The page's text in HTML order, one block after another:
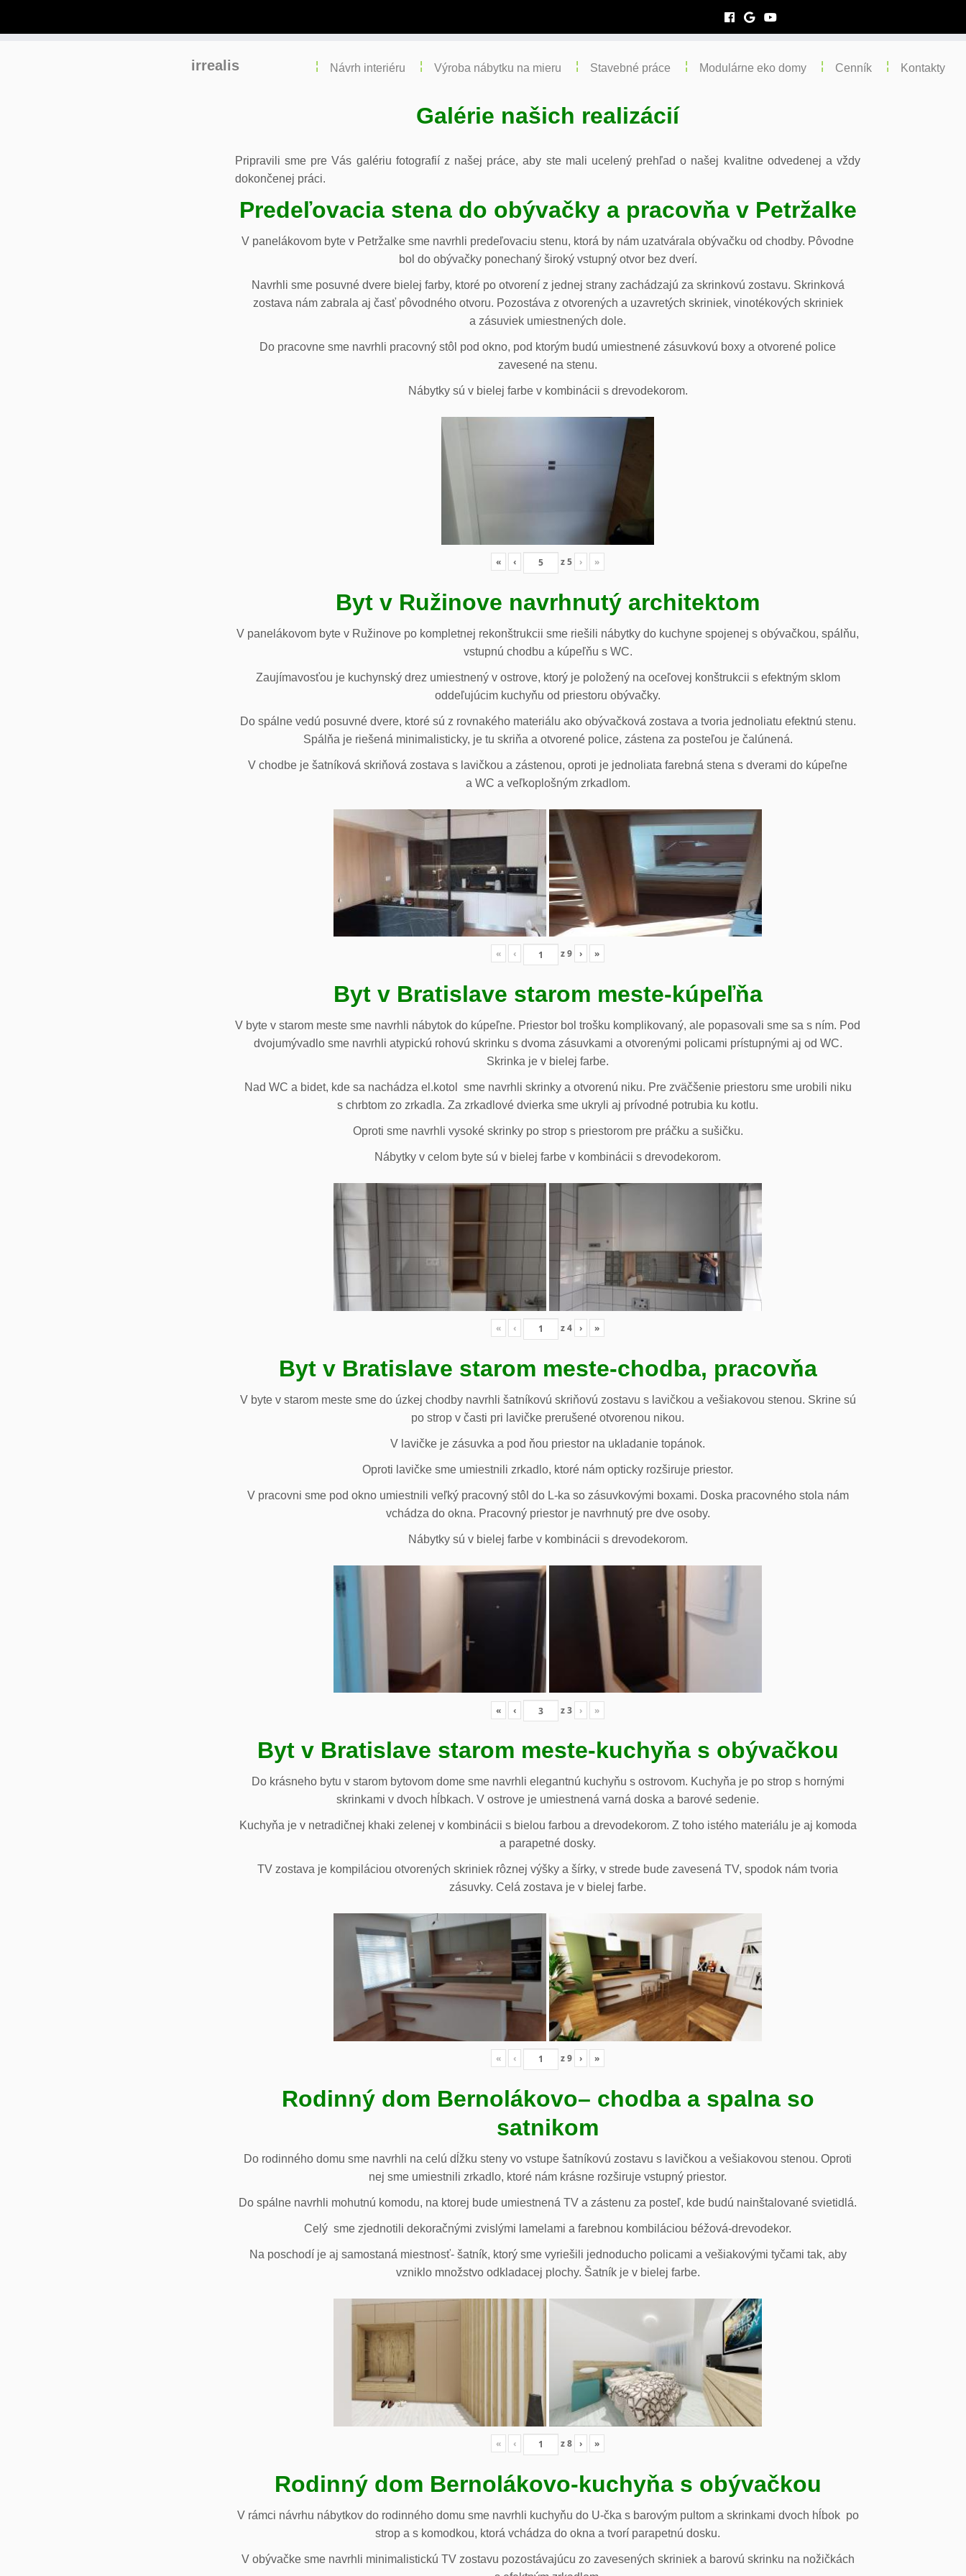
irrealis Návrh interiéru Výroba nábytku na mieru Stavebné práce Modulárne eko domy Cenník Kontakty
Galérie našich realizácií
Pripravili sme pre Vás galériu fotografií z našej práce, aby ste mali ucelený prehľad o našej kvalitne odvedenej a vždy
dokončenej práci.
Predeľovacia stena do obývačky a pracovňa v Petržalke
V panelákovom byte v Petržalke sme navrhli predeľovaciu stenu, ktorá by nám uzatvárala obývačku od chodby. Pôvodne
bol do obývačky ponechaný široký vstupný otvor bez dverí.
Navrhli sme posuvné dvere bielej farby, ktoré po otvorení z jednej strany zachádzajú za skrinkovú zostavu. Skrinková
zostava nám zabrala aj časť pôvodného otvoru. Pozostáva z otvorených a uzavretých skriniek, vinotékových skriniek
a zásuviek umiestnených dole.
Do pracovne sme navrhli pracovný stôl pod okno, pod ktorým budú umiestnené zásuvkovú boxy a otvorené police
zavesené na stenu.
Nábytky sú v bielej farbe v kombinácii s drevodekorom.
« ‹ z5 › »
Byt v Ružinove navrhnutý architektom
V panelákovom byte v Ružinove po kompletnej rekonštrukcii sme riešili nábytky do kuchyne spojenej s obývačkou, spálňu,
vstupnú chodbu a kúpeľňu s WC.
Zaujímavosťou je kuchynský drez umiestnený v ostrove, ktorý je položený na oceľovej konštrukcii s efektným sklom
oddeľujúcim kuchyňu od priestoru obývačky.
Do spálne vedú posuvné dvere, ktoré sú z rovnakého materiálu ako obývačková zostava a tvoria jednoliatu efektnú stenu.
Spálňa je riešená minimalisticky, je tu skriňa a otvorené police, zástena za posteľou je čalúnená.
V chodbe je šatníková skriňová zostava s lavičkou a zástenou, oproti je jednoliata farebná stena s dverami do kúpeľne
a WC a veľkoplošným zrkadlom.
« ‹ z9 › »
Byt v Bratislave starom meste-kúpeľňa
V byte v starom meste sme navrhli nábytok do kúpeľne. Priestor bol trošku komplikovaný, ale popasovali sme sa s ním. Pod
dvojumývadlo sme navrhli atypickú rohovú skrinku s dvoma zásuvkami a otvorenými policami prístupnými aj od WC.
Skrinka je v bielej farbe.
Nad WC a bidet, kde sa nachádza el.kotol sme navrhli skrinky a otvorenú niku. Pre zväčšenie priestoru sme urobili niku
s chrbtom zo zrkadla. Za zrkadlové dvierka sme ukryli aj prívodné potrubia ku kotlu.
Oproti sme navrhli vysoké skrinky po strop s priestorom pre práčku a sušičku.
Nábytky v celom byte sú v bielej farbe v kombinácii s drevodekorom.
« ‹ z4 › »
Byt v Bratislave starom meste-chodba, pracovňa
V byte v starom meste sme do úzkej chodby navrhli šatníkovú skriňovú zostavu s lavičkou a vešiakovou stenou. Skrine sú
po strop v časti pri lavičke prerušené otvorenou nikou.
V lavičke je zásuvka a pod ňou priestor na ukladanie topánok.
Oproti lavičke sme umiestnili zrkadlo, ktoré nám opticky rozširuje priestor.
V pracovni sme pod okno umiestnili veľký pracovný stôl do L-ka so zásuvkovými boxami. Doska pracovného stola nám
vchádza do okna. Pracovný priestor je navrhnutý pre dve osoby.
Nábytky sú v bielej farbe v kombinácii s drevodekorom.
« ‹ z3 › »
Byt v Bratislave starom meste-kuchyňa s obývačkou
Do krásneho bytu v starom bytovom dome sme navrhli elegantnú kuchyňu s ostrovom. Kuchyňa je po strop s hornými
skrinkami v dvoch hĺbkach. V ostrove je umiestnená varná doska a barové sedenie.
Kuchyňa je v netradičnej khaki zelenej v kombinácii s bielou farbou a drevodekorom. Z toho istého materiálu je aj komoda
a parapetné dosky.
TV zostava je kompiláciou otvorených skriniek rôznej výšky a šírky, v strede bude zavesená TV, spodok nám tvoria
zásuvky. Celá zostava je v bielej farbe.
« ‹ z9 › »
Rodinný dom Bernolákovo– chodba a spalna so
satnikom
Do rodinného domu sme navrhli na celú dĺžku steny vo vstupe šatníkovú zostavu s lavičkou a vešiakovou stenou. Oproti
nej sme umiestnili zrkadlo, ktoré nám krásne rozširuje vstupný priestor.
Do spálne navrhli mohutnú komodu, na ktorej bude umiestnená TV a zástenu za posteľ, kde budú nainštalované svietidlá.
Celý sme zjednotili dekoračnými zvislými lamelami a farebnou kombiláciou béžová-drevodekor.
Na poschodí je aj samostaná miestnosť- šatník, ktorý sme vyriešili jednoducho policami a vešiakovými tyčami tak, aby
vzniklo množstvo odkladacej plochy. Šatník je v bielej farbe.
« ‹ z8 › »
Rodinný dom Bernolákovo-kuchyňa s obývačkou
V rámci návrhu nábytkov do rodinného domu sme navrhli kuchyňu do U-čka s barovým pultom a skrinkami dvoch hĺbok po
strop a s komodkou, ktorá vchádza do okna a tvorí parapetnú dosku.
V obývačke sme navrhli minimalistickú TV zostavu pozostávajúcu zo zavesených skriniek a barovú skrinku na nožičkách